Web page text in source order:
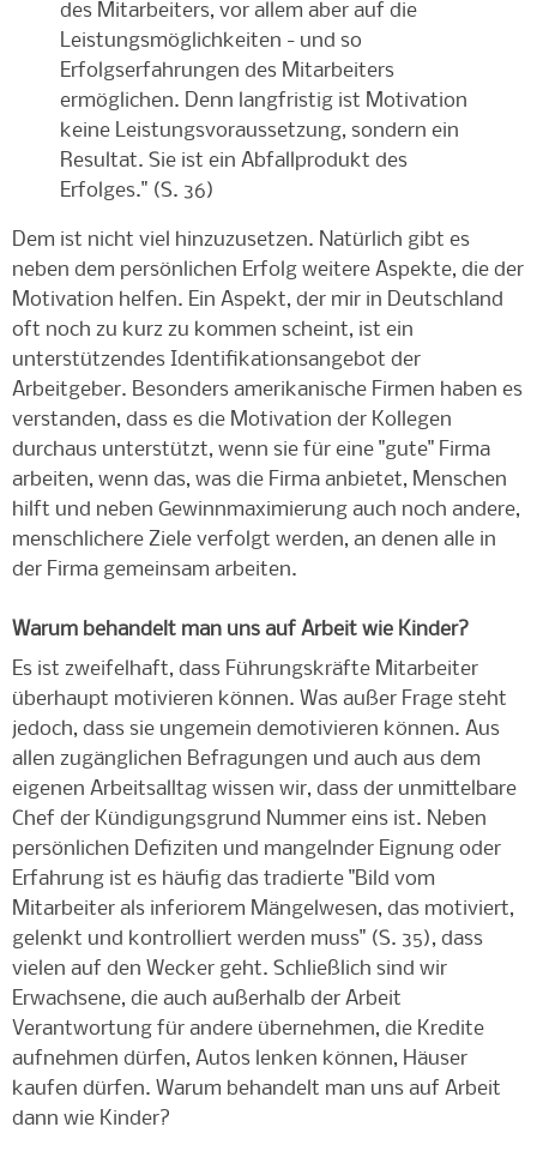
des Mitarbeiters, vor allem aber auf die
Leistungsmöglichkeiten - und so
Erfolgserfahrungen des Mitarbeiters
ermöglichen. Denn langfristig ist Motivation
keine Leistungsvoraussetzung, sondern ein
Resultat. Sie ist ein Abfallprodukt des
Erfolges." (S. 36)
Dem ist nicht viel hinzuzusetzen. Natürlich gibt es
neben dem persönlichen Erfolg weitere Aspekte, die der
Motivation helfen. Ein Aspekt, der mir in Deutschland
oft noch zu kurz zu kommen scheint, ist ein
unterstützendes Identifikationsangebot der
Arbeitgeber. Besonders amerikanische Firmen haben es
verstanden, dass es die Motivation der Kollegen
durchaus unterstützt, wenn sie für eine "gute" Firma
arbeiten, wenn das, was die Firma anbietet, Menschen
hilft und neben Gewinnmaximierung auch noch andere,
menschlichere Ziele verfolgt werden, an denen alle in
der Firma gemeinsam arbeiten.
Warum behandelt man uns auf Arbeit wie Kinder?
Es ist zweifelhaft, dass Führungskräfte Mitarbeiter
überhaupt motivieren können. Was außer Frage steht
jedoch, dass sie ungemein demotivieren können. Aus
allen zugänglichen Befragungen und auch aus dem
eigenen Arbeitsalltag wissen wir, dass der unmittelbare
Chef der Kündigungsgrund Nummer eins ist. Neben
persönlichen Defiziten und mangelnder Eignung oder
Erfahrung ist es häufig das tradierte "Bild vom
Mitarbeiter als inferiorem Mängelwesen, das motiviert,
gelenkt und kontrolliert werden muss" (S. 35), dass
vielen auf den Wecker geht. Schließlich sind wir
Erwachsene, die auch außerhalb der Arbeit
Verantwortung für andere übernehmen, die Kredite
aufnehmen dürfen, Autos lenken können, Häuser
kaufen dürfen. Warum behandelt man uns auf Arbeit
dann wie Kinder?